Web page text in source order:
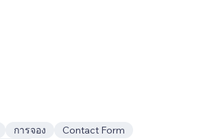
การจอง
Contact Form